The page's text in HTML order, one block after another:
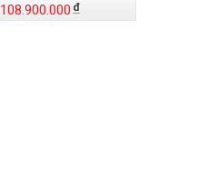
108.900.000